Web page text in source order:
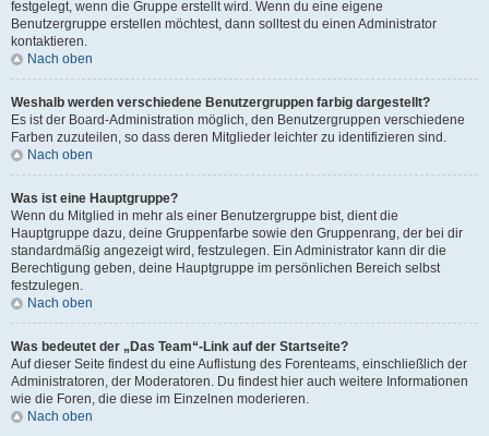
festgelegt, wenn die Gruppe erstellt wird. Wenn du eine eigene
Benutzergruppe erstellen möchtest, dann solltest du einen Administrator
kontaktieren.
Nach oben
Weshalb werden verschiedene Benutzergruppen farbig dargestellt?
Es ist der Board-Administration möglich, den Benutzergruppen verschiedene
Farben zuzuteilen, so dass deren Mitglieder leichter zu identifizieren sind.
Nach oben
Was ist eine Hauptgruppe?
Wenn du Mitglied in mehr als einer Benutzergruppe bist, dient die
Hauptgruppe dazu, deine Gruppenfarbe sowie den Gruppenrang, der bei dir
standardmäßig angezeigt wird, festzulegen. Ein Administrator kann dir die
Berechtigung geben, deine Hauptgruppe im persönlichen Bereich selbst
festzulegen.
Nach oben
Was bedeutet der „Das Team“-Link auf der Startseite?
Auf dieser Seite findest du eine Auflistung des Forenteams, einschließlich der
Administratoren, der Moderatoren. Du findest hier auch weitere Informationen
wie die Foren, die diese im Einzelnen moderieren.
Nach oben